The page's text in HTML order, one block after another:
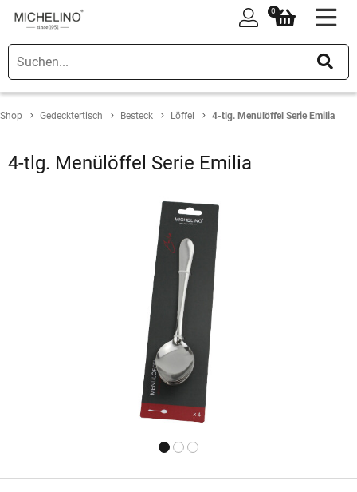
0
0
Shop Gedecktertisch Besteck Löffel 4-tlg. Menülöffel Serie Emilia
4-tlg. Menülöffel Serie Emilia